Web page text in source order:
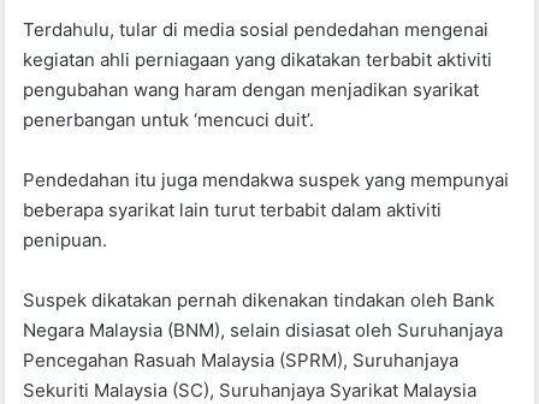
Terdahulu, tular di media sosial pendedahan mengenai
kegiatan ahli perniagaan yang dikatakan terbabit aktiviti
pengubahan wang haram dengan menjadikan syarikat
penerbangan untuk ‘mencuci duit’.
Pendedahan itu juga mendakwa suspek yang mempunyai
beberapa syarikat lain turut terbabit dalam aktiviti
penipuan.
Suspek dikatakan pernah dikenakan tindakan oleh Bank
Negara Malaysia (BNM), selain disiasat oleh Suruhanjaya
Pencegahan Rasuah Malaysia (SPRM), Suruhanjaya
Sekuriti Malaysia (SC), Suruhanjaya Syarikat Malaysia